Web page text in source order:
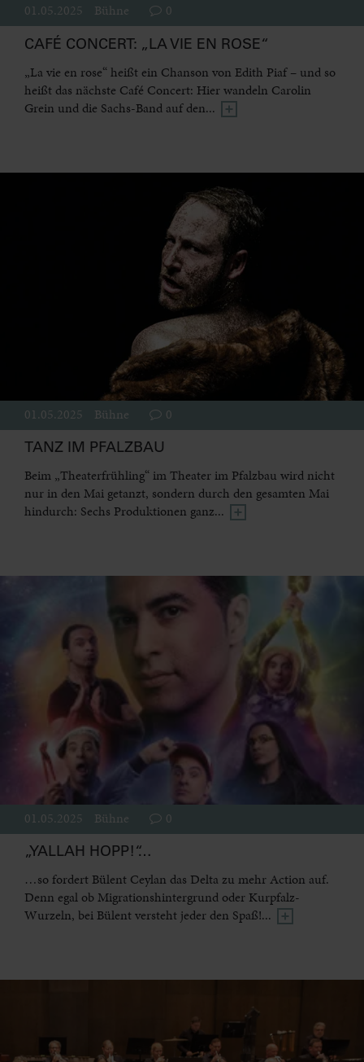
01.05.2025 Bühne 0
CAFÉ CONCERT: „LA VIE EN ROSE“
„La vie en rose“ heißt ein Chanson von Edith Piaf – und so
heißt das nächste Café Concert: Hier wandeln Carolin
Grein und die Sachs-Band auf den...
01.05.2025 Bühne 0
TANZ IM PFALZBAU
Beim „Theaterfrühling“ im Theater im Pfalzbau wird nicht
nur in den Mai getanzt, sondern durch den gesamten Mai
hindurch: Sechs Produktionen ganz...
01.05.2025 Bühne 0
„YALLAH HOPP!“…
…so fordert Bülent Ceylan das Delta zu mehr Action auf.
Denn egal ob Migrationshintergrund oder Kurpfalz-
Wurzeln, bei Bülent versteht jeder den Spaß!...